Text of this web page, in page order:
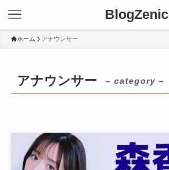
BlogZenic
ホーム アナウンサー
アナウンサー – category –